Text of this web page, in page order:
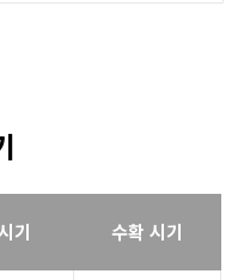
기 수확 시기